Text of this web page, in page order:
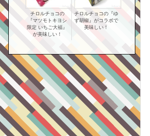
チロルチョコの
『マツモトキヨシ
限定 いちご大福』
が美味しい！
チロルチョコの『ゆ
ず胡椒』がコラボで
美味しい！